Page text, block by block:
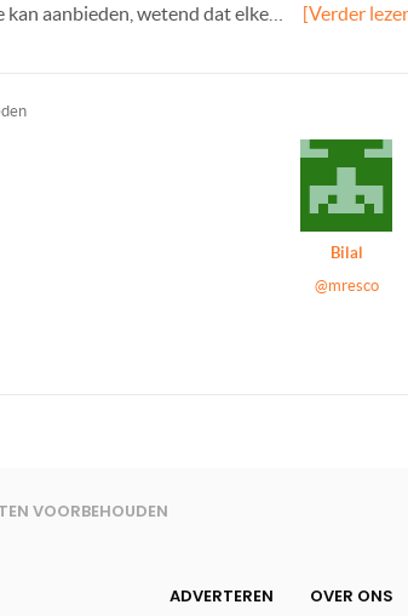
aanbieden, wetend dat elke…
[Verder
Bilal
@mresco
VOORBEHOUDEN
ADVERTEREN OVER ONS